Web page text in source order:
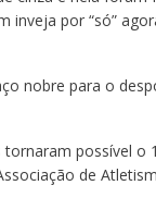
inveja por “só”
nobre para o
possível o
de